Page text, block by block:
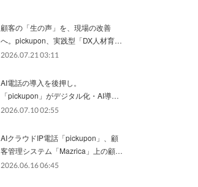
顧客の「生の声」を、現場の改善
へ。pickupon、実践型「DX人材育…
2026.07.21 03:11
AI電話の導入を後押し。
「pickupon」がデジタル化・AI導…
2026.07.10 02:55
AIクラウドIP電話「pickupon」、顧
客管理システム「Mazrica」上の顧…
2026.06.16 06:45